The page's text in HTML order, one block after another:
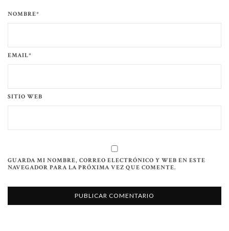
NOMBRE*
EMAIL*
SITIO WEB
GUARDA MI NOMBRE, CORREO ELECTRÓNICO Y WEB EN ESTE
NAVEGADOR PARA LA PRÓXIMA VEZ QUE COMENTE.